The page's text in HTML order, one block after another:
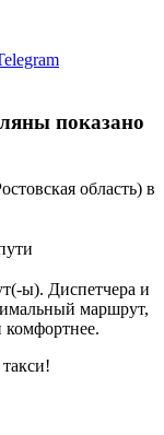
показано
область) в
ы). Диспетчера и
маршрут,
комфортнее.